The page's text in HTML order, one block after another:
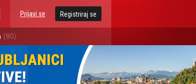
Prijavi se Registriraj se
(80)